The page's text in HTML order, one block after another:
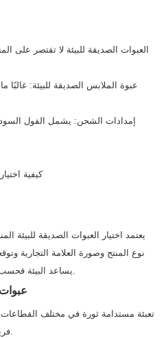
العبوات الصديقة للبيئة لا تقتصر على
عبوة الملابس الصديقة للبيئة: غالبًا
إمدادات الشحن: يشمل الفول
يعتمد اختيار العبوات الصديقة
نوع المنتج وصورة العلامة التجارية
يساعد البيئة فحسب ، بل يعزز أيضًا ولاء العلامة التجارية.
تعبئة مستدامة ثورة في مختلف
فريدة عندما يتعلق الأمر بحلول التغليف.